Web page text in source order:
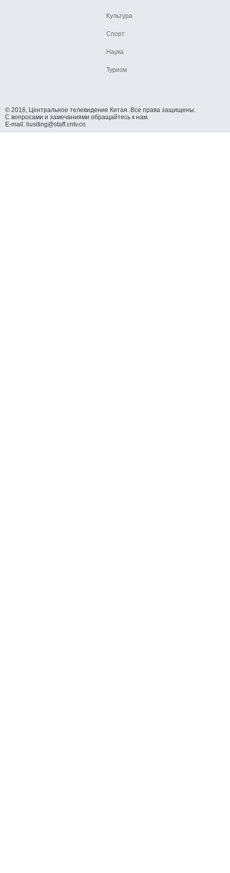
Культура
Спорт
Наука
Туризм
© 2016, Центральное телевидение Китая. Все права защищены.
С вопросами и замечаниями обращайтесь к нам.
E-mail: liusiting@staff.cntv.cn